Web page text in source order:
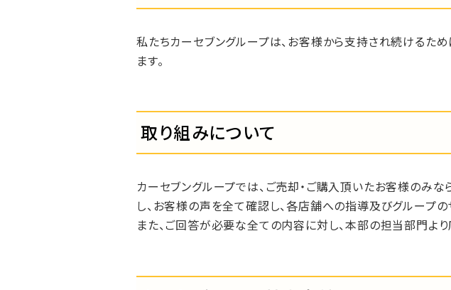
私たちカーセブングループは、お客様から支持され続けるた
ます。
取り組みについて
カーセブングループでは、ご売却・ご購入頂いたお客様のみ
し、お客様の声を全て確認し、各店舗への指導及びグループ
また、ご回答が必要な全ての内容に対し、本部の担当部門よ